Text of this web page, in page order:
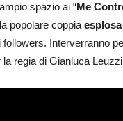
spazio ai “Me
la popolare coppia
followers. Interverranno
la regia di Gianluca